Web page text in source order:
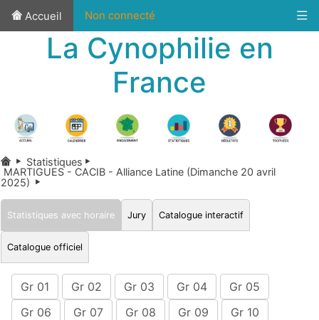
Accueil Non connecté
La Cynophilie en
France
Statistiques
MARTIGUES - CACIB - Alliance Latine (Dimanche 20 avril
2025)
Statistiques avec horaire Jury Catalogue interactif
Catalogue officiel
Gr 01 Gr 02 Gr 03 Gr 04
Gr 05
Gr 06
Gr 07 Gr 08 Gr 09
Gr 10